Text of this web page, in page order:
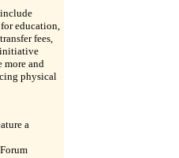
education,
fees,
initiative
more and
physical
a